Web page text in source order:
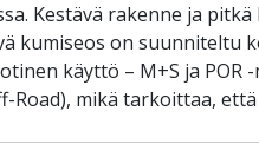
Kestävä rakenne ja
kumiseos on suunniteltu
käyttö – M+S ja
Road), mikä tarkoittaa,